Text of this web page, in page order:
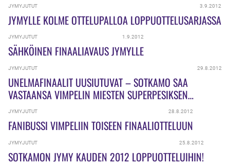
JYMYJUTUT 3.9.2012
JYMYLLE KOLME OTTELUPALLOA LOPPUOTTELUSARJASSA
JYMYJUTUT 1.9.2012
SÄHKÖINEN FINAALIAVAUS JYMYLLE
JYMYJUTUT 29.8.2012
UNELMAFINAALIT UUSIUTUVAT – SOTKAMO SAA
VASTAANSA VIMPELIN MIESTEN SUPERPESIKSEN
LOPPUOTTELUISSA
JYMYJUTUT 28.8.2012
FANIBUSSI VIMPELIIN TOISEEN FINAALIOTTELUUN
JYMYJUTUT 25.8.2012
SOTKAMON JYMY KAUDEN 2012 LOPPUOTTELUIHIN!